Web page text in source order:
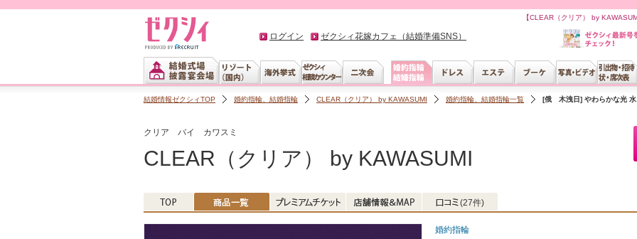
【CLEAR（クリア） by
ログイン ゼクシィ花嫁カフェ（結婚準備SNS）
結婚情報ゼクシィTOP 婚約指輪、結婚指輪 CLEAR（クリア） by KAWASUMI 婚約指輪、結婚指輪一覧 [俄 木洩日] やわらかな光 水
クリア バイ カワスミ
CLEAR（クリア） by KAWASUMI
(27件)
婚約指輪